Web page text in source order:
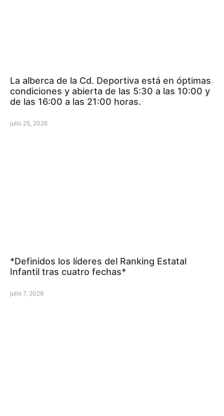
La alberca de la Cd. Deportiva está en óptimas
condiciones y abierta de las 5:30 a las 10:00 y
de las 16:00 a las 21:00 horas.
julio 25, 2026
*Definidos los líderes del Ranking Estatal
Infantil tras cuatro fechas*
julio 7, 2026